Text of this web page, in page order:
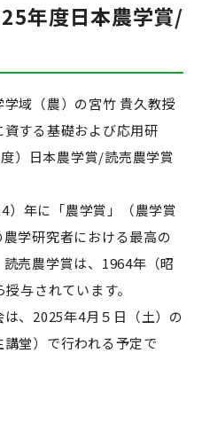
年度日本農学賞/
域（農）の宮竹 貴久教授
する基礎および応用研
）日本農学賞/読売農学賞
）年に「農学賞」（農学賞
学研究者における最高の
売農学賞は、1964年（昭
与されています。
、2025年4月５日（土）の
堂）で行われる予定で